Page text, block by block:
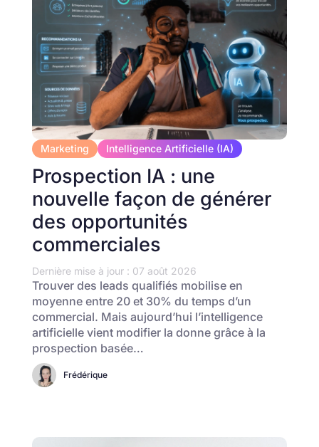
Marketing Intelligence Artificielle (IA)
Prospection IA : une
nouvelle façon de générer
des opportunités
commerciales
Dernière mise à jour : 07 août 2026
Trouver des leads qualifiés mobilise en
moyenne entre 20 et 30% du temps d’un
commercial. Mais aujourd’hui l’intelligence
artificielle vient modifier la donne grâce à la
prospection basée…
Frédérique